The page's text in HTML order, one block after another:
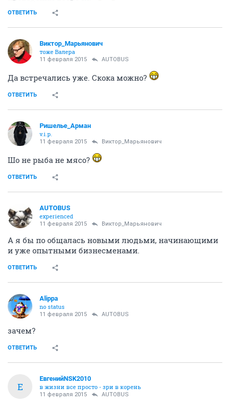
ОТВЕТИТЬ
Виктор_Марьянович
тоже Валера
11 февраля 2015 AUTOBUS
Да встречались уже. Скока можно?
ОТВЕТИТЬ
Ришелье_Арман
v.i.p.
11 февраля 2015 Виктор_Марьянович
Шо не рыба не мясо?
ОТВЕТИТЬ
AUTOBUS
experienced
11 февраля 2015 Виктор_Марьянович
А я бы по общалась новыми людьми, начинающими
и уже опытными бизнесменами.
ОТВЕТИТЬ
Alippa
no status
11 февраля 2015 AUTOBUS
зачем?
ОТВЕТИТЬ
Е
ЕвгенийNSK2010
в жизни все просто - зри в корень
11 февраля 2015 AUTOBUS